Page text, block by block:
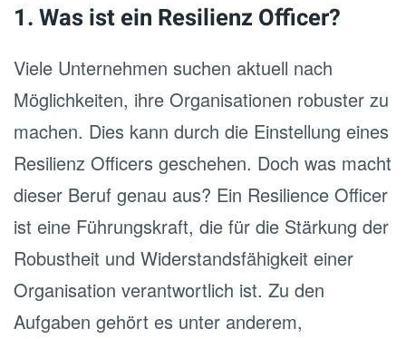
1. Was ist ein Resilienz Officer?
Viele Unternehmen suchen aktuell nach
Möglichkeiten, ihre Organisationen robuster zu
machen. Dies kann durch die Einstellung eines
Resilienz Officers geschehen. Doch was macht
dieser Beruf genau aus? Ein Resilience Officer
ist eine Führungskraft, die für die Stärkung der
Robustheit und Widerstandsfähigkeit einer
Organisation verantwortlich ist. Zu den
Aufgaben gehört es unter anderem,